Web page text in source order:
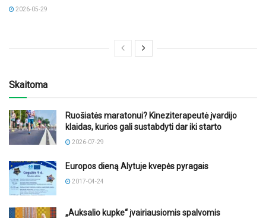
2026-05-29
Skaitoma
Ruošiatės maratonui? Kineziterapeutė įvardijo
klaidas, kurios gali sustabdyti dar iki starto
2026-07-29
Europos dieną Alytuje kvepės pyragais
2017-04-24
„Auksalio kupke“ įvairiausiomis spalvomis